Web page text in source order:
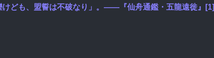
ども、盟誓は不破なり」。——『仙舟通鑑・五龍遠徙』[1]